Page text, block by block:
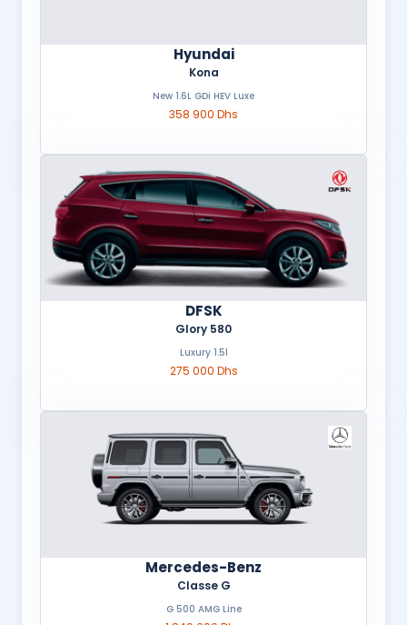
Hyundai
Kona
New 1.6L GDi HEV Luxe
358 900 Dhs
DFSK
Glory 580
Luxury 1.5l
275 000 Dhs
Mercedes-Benz
Classe G
G 500 AMG Line